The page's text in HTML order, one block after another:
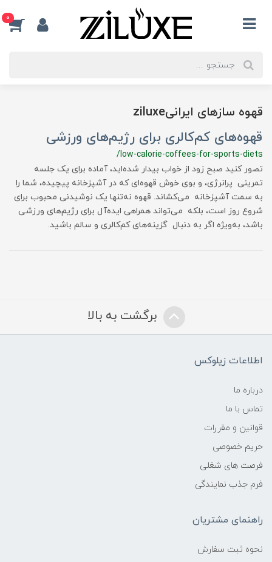
0
قهوه سازهای ایرانیziluxe
قهوه‌های کم‌کالری برای رژیم‌های ورزشی
/low-calorie-coffees-for-sports-diets
تصور کنید صبح زود از خواب بیدار شده‌اید، آماده برای یک جلسه
تمرینی پرانرژی، و بوی خوش قهوه‌ای که در آشپزخانه پیچیده، شما را
به سمت آشپزخانه می‌کشاند. قهوه نه‌تنها یک نوشیدنی محبوب برای
شروع روز است، بلکه می‌تواند همراهی ایده‌آل برای رژیم‌های ورزشی
باشد، به‌ویژه اگر به دنبال گزینه‌های کم‌کالری و سالم باشید.
برگشت به بالا
اطلاعات زیلوکس
درباره ما
تماس با ما
قوانین و مقررات
حریم خصوصی
فرصت های شغلی
فرم جذب نمایندگی
راهنمای مشتریان
نحوه ثبت سفارش